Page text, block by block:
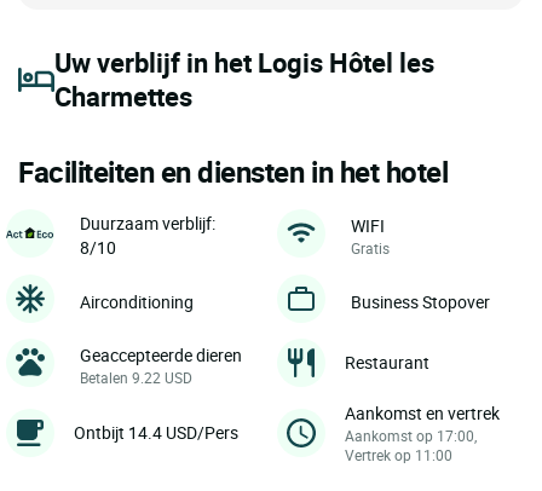
Uw verblijf in het Logis Hôtel les
Charmettes
Faciliteiten en diensten in het hotel
Duurzaam verblijf:
8/10
WIFI
Gratis
Airconditioning Business Stopover
Geaccepteerde dieren
Betalen 9.22 USD
Restaurant
Ontbijt 14.4 USD/Pers
Aankomst en vertrek
Aankomst op 17:00,
Vertrek op 11:00